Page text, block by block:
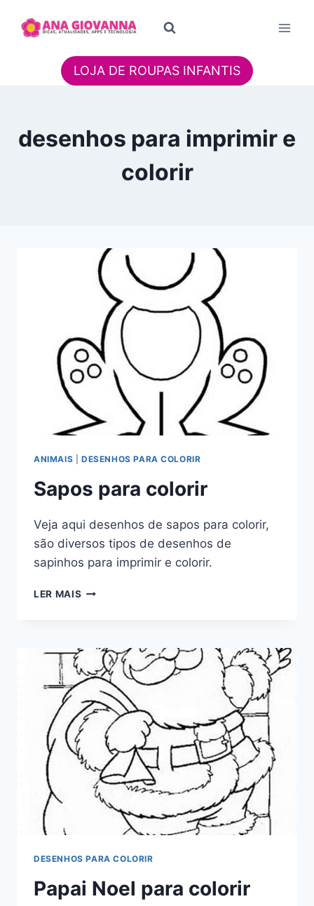
para
LOJA DE ROUPAS INFANTIS
desenhos para imprimir e
colorir
ANIMAIS DESENHOS PARA COLORIR
Sapos para colorir
Veja aqui desenhos de sapos para colorir,
são diversos tipos de desenhos de
sapinhos para imprimir e colorir.
LER MAIS SAPOS
DESENHOS PARA COLORIR
Papai Noel para colorir